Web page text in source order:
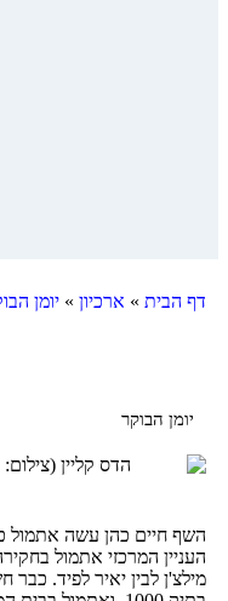
דף הבית » ארכיון » יומן
יומן הבוקר
השף חיים כהן עשה אתמול
העניין המרכזי אתמול
מילצ'ן לבין יאיר לפיד.